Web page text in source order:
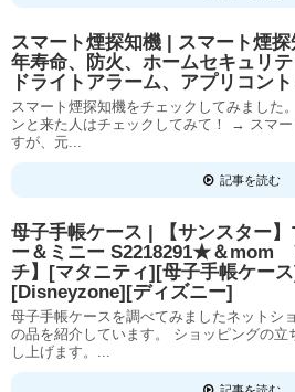
スマート煙探知機 | スマート煙
年寿命、防火、ホームセキュリ
ドライトアラーム、アプリコン
スマート煙探知機をチェックしてみました
ンと来た人はチェックしてみて！ → スマ
すが、元...
記事を読む
母子手帳ケース | 【サンスター
ー＆ミニー S2218291★＆mom
チ】[マタニティ][母子手帳ケー
[Disneyzone][ディズニー]
母子手帳ケースを調べてみましたネットシ
の品を紹介しています。 ショッピングの立
し上げます。...